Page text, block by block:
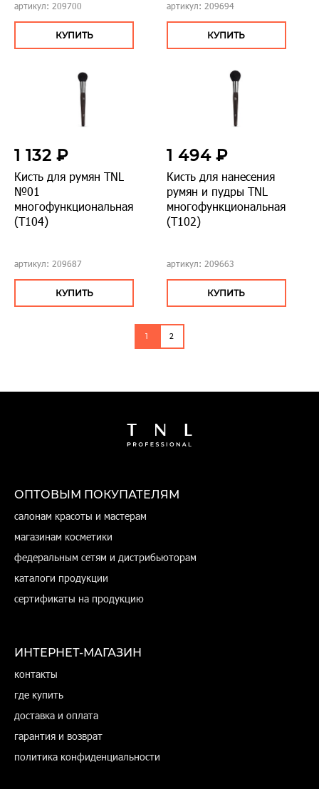
артикул: 209700
КУПИТЬ
артикул: 209694
КУПИТЬ
1 132 ₽
Кисть для румян TNL
№01
многофункциональная
(Т104)
артикул: 209687
КУПИТЬ
1 494 ₽
Кисть для нанесения
румян и пудры TNL
многофункциональная
(Т102)
артикул: 209663
КУПИТЬ
1 2
ОПТОВЫМ ПОКУПАТЕЛЯМ
салонам красоты и мастерам
магазинам косметики
федеральным сетям и дистрибьюторам
каталоги продукции
сертификаты на продукцию
ИНТЕРНЕТ-МАГАЗИН
контакты
где купить
доставка и оплата
гарантия и возврат
политика конфиденциальности